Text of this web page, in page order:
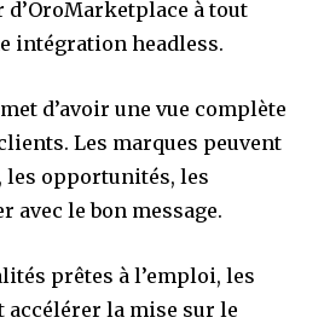
à tout
intégration headless.
d’avoir une vue complète
Les marques peuvent
les opportunités, les
avec le bon message.
prêtes à l’emploi, les
accélérer la mise sur le